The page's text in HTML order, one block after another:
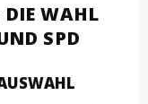
WAHL
SPD